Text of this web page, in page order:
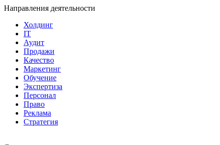
Направления деятельности
Холдинг
IT
Аудит
Продажи
Качество
Маркетинг
Обучение
Экспертиза
Персонал
Право
Реклама
Стратегия